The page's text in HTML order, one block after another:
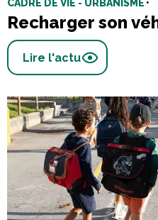
CADRE DE VIE - URBANISME •
Recharger son
Lire l'actu